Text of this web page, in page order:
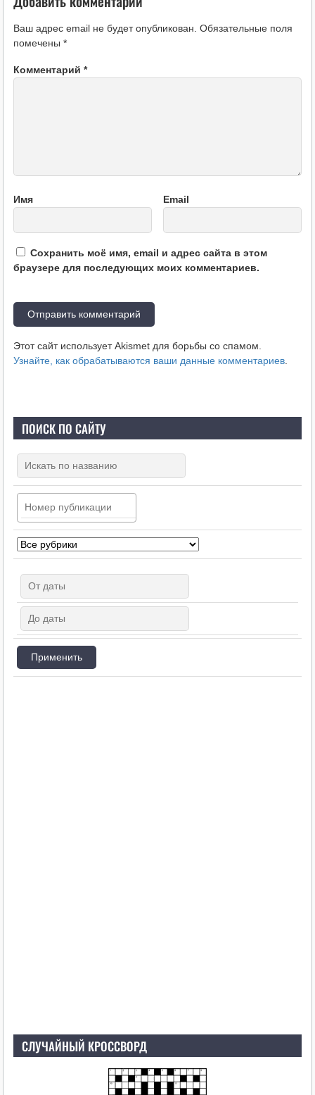
Ваш адрес email не будет опубликован. Обязательные поля
помечены *
Комментарий *
Имя Email
Сохранить моё имя, email и адрес сайта в этом
браузере для последующих моих комментариев.
Этот сайт использует Akismet для борьбы со спамом.
Узнайте, как обрабатываются ваши данные комментариев.
ПОИСК ПО САЙТУ
СЛУЧАЙНЫЙ КРОССВОРД